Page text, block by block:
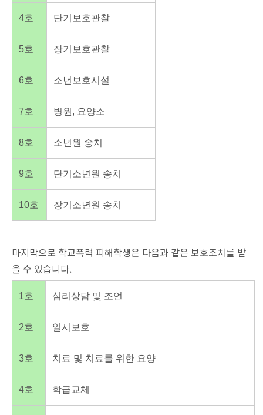
4호 단기보호관찰
5호 장기보호관찰
6호 소년보호시설
7호 병원, 요양소
8호 소년원 송치
9호 단기소년원 송치
10호 장기소년원 송치
마지막으로 학교폭력 피해학생은 다음과 같은 보호조치를 받
을 수 있습니다.
1호 심리상담 및 조언
2호 일시보호
3호 치료 및 치료를 위한 요양
4호 학급교체